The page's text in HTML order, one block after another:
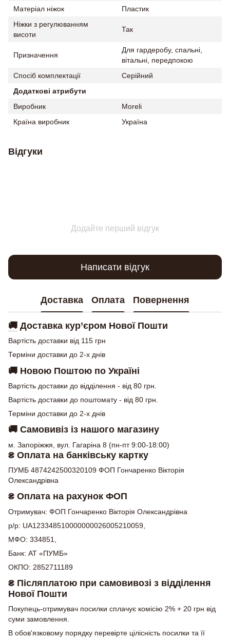
Матеріал ніжок
Пластик
Ніжки з регулюванням
висоти
Так
Призначення
Для гардеробу, спальні,
вітальні, передпокою
Спосіб комплектації
Серійний
Додаткові атрибути
Виробник
Moreli
Країна виробник
Україна
Відгуки
Додайте перший відгук
Написати відгук
Доставка Оплата Повернення
🚚 Доставка кур’єром Нової Пошти
Вартість доставки від 115 грн
Терміни доставки до 2-х днів
🚚 Новою Поштою по Україні
Вартість доставки до відділення - від 80 грн.
Вартість доставки до поштомату - від 80 грн.
Терміни доставки до 2-х днів
🚚 Самовивіз із нашого магазину
м. Запоріжжя, вул. Гагаріна 8 (пн-пт 9:00-18:00)
₴ Оплата на банківську картку
ПУМБ 4874242500320109 ФОП Гончаренко Вікторія
Олександрівна
₴ Оплата на рахунок ФОП
Отримувач: ФОП Гончаренко Вікторія Олександрівна
р/р: UA123348510000000026005210059,
МФО: 334851,
Банк: АТ «ПУМБ»
ОКПО: 2852711189
₴ Післяплатою при самовивозі з відділення
Нової Пошти
Покупець-отримувач посилки сплачує комісію 2% + 20 грн від
суми замовлення.
В обов'язковому порядку перевірте цілісність посилки та її